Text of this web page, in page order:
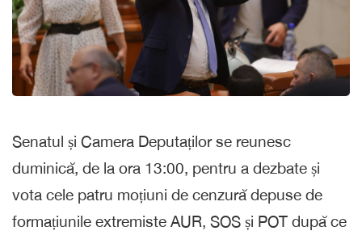
Senatul și Camera Deputaților se reunesc
duminică, de la ora 13:00, pentru a dezbate și
vota cele patru moțiuni de cenzură depuse de
formațiunile extremiste AUR, SOS și POT după ce